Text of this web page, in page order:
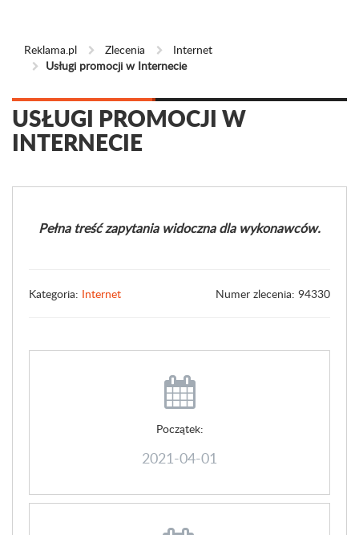
Reklama.pl Zlecenia
Internet
Usługi promocji w Internecie
USŁUGI PROMOCJI W
INTERNECIE
Pełna treść zapytania widoczna dla wykonawców.
Kategoria: Internet Numer zlecenia: 94330
Początek:
2021-04-01